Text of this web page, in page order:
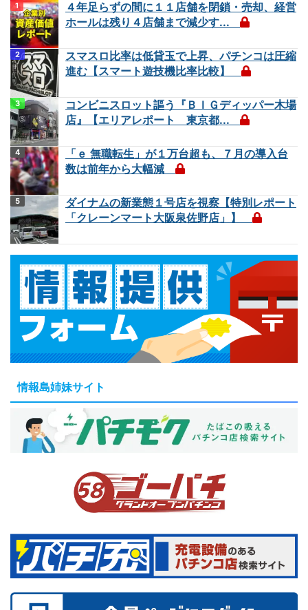
４年足らずの間に１１店舗を閉鎖・売却、経営
ホールは残り４店舗まで減少す...
スマスロ比率は低貸玉で上昇、パチンコは圧縮
進む【スマート遊技機比率比較】
コンビニスロット謳う『ＢＩＧディッパー木場
店』【エリアレポート 東京都...
「ｅ 無職転生」が１万台超も、７月の導入台
数は前年から大幅減
ダイナムの新業態１号店を視察【特別レポート
「クレーンマート大阪泉佐野店」】
情報島姉妹サイト